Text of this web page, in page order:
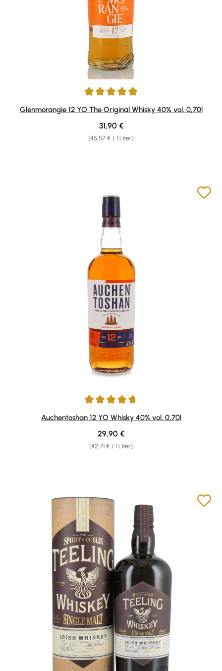
Durchschnittliche Bewertung von 4.94 von 5 Sternen
Glenmorangie 12 YO The Original Whisky 40% vol. 0,70l
(45,57 € / 1 Liter)
Regulärer Preis:
31,90 €
Durchschnittliche Bewertung von 4.75 von 5 Sternen
Auchentoshan 12 YO Whisky 40% vol. 0,70l
(42,71 € / 1 Liter)
Regulärer Preis:
29,90 €